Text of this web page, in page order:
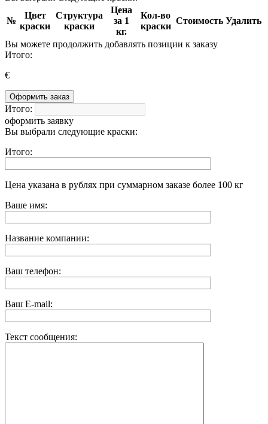
№
Цвет
краски
Структура
краски
Цена
за 1
кг.
Кол-во
краски
Стоимость Удалить
Вы можете продолжить добавлять позиции к заказу
Итого:
€
Оформить заказ
Итого:
оформить заявку
Вы выбрали следующие краски:
Итого:
Цена указана в рублях при суммарном заказе более 100 кг
Ваше имя:
Название компании:
Ваш телефон:
Ваш E-mail:
Текст сообщения: